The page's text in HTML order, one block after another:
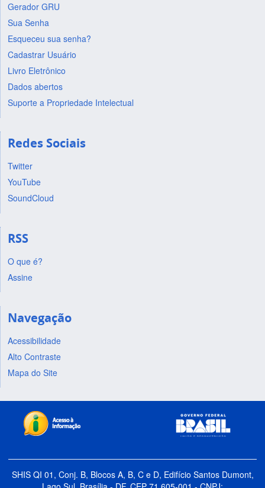
Gerador GRU
Sua Senha
Esqueceu sua senha?
Cadastrar Usuário
Livro Eletrônico
Dados abertos
Suporte a Propriedade Intelectual
Redes Sociais
Twitter
YouTube
SoundCloud
RSS
O que é?
Assine
Navegação
Acessibilidade
Alto Contraste
Mapa do Site
SHIS QI 01, Conj. B, Blocos A, B, C e D, Edifício Santos Dumont,